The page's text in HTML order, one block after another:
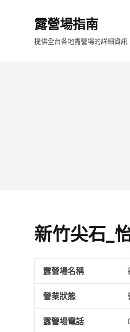
露營場指南
提供全台各地露營場的詳細資
新竹尖石_
露營場名稱
營業狀態
露營場電話